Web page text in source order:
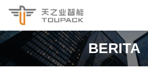
BERITA